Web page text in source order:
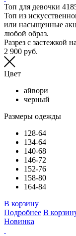
Топ для девочки
Топ из
или насыщенные
любой образ.
Разрез с застежкой
2 900 руб.
Цвет
айвори
черный
Размеры одежды
128-64
134-64
140-68
146-72
152-76
158-80
164-84
В корзину
Подробнее В
Новинка